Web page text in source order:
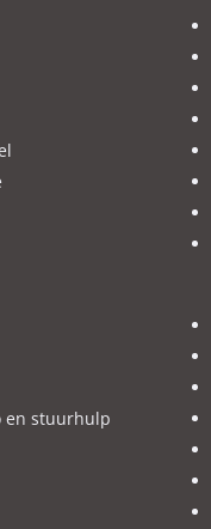
en stuurhulp